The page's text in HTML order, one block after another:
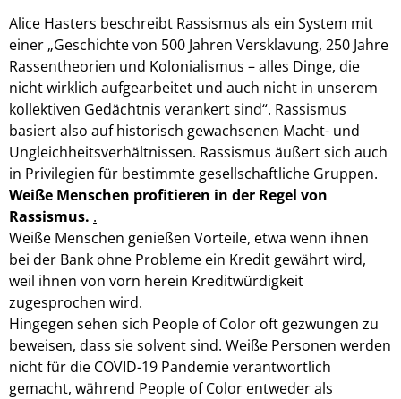
Alice Hasters beschreibt Rassismus als ein System mit
einer „Geschichte von 500 Jahren Versklavung, 250 Jahre
Rassentheorien und Kolonialismus – alles Dinge, die
nicht wirklich aufgearbeitet und auch nicht in unserem
kollektiven Gedächtnis verankert sind“. Rassismus
basiert also auf historisch gewachsenen Macht- und
Ungleichheitsverhältnissen. Rassismus äußert sich auch
in Privilegien für bestimmte gesellschaftliche Gruppen.
Weiße Menschen profitieren in der Regel von
Rassismus. .
Weiße Menschen genießen Vorteile, etwa wenn ihnen
bei der Bank ohne Probleme ein Kredit gewährt wird,
weil ihnen von vorn herein Kreditwürdigkeit
zugesprochen wird.
Hingegen sehen sich People of Color oft gezwungen zu
beweisen, dass sie solvent sind. Weiße Personen werden
nicht für die COVID-19 Pandemie verantwortlich
gemacht, während People of Color entweder als